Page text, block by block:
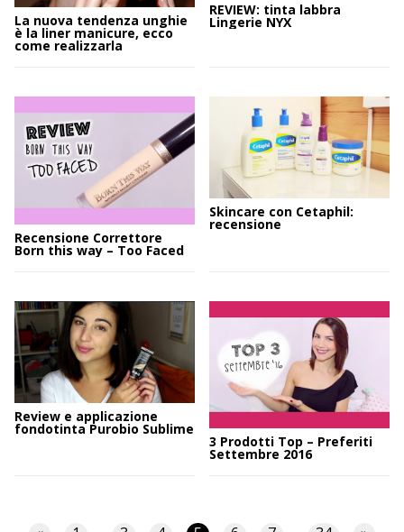
La nuova tendenza unghie
è la liner manicure, ecco
come realizzarla
REVIEW: tinta labbra
Lingerie NYX
Recensione Correttore
Born this way – Too Faced
Skincare con Cetaphil:
recensione
Review e applicazione
fondotinta Purobio Sublime
3 Prodotti Top – Preferiti
Settembre 2016